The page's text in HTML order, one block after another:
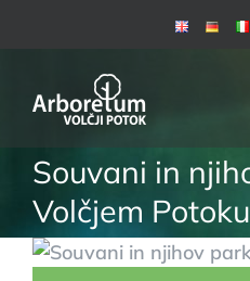
Souvani in
Volčjem Potoku